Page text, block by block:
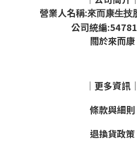
營業人名稱:來而康生技
公司統編
關於來而康
｜更多資訊｜
條款與細則
退換貨政策